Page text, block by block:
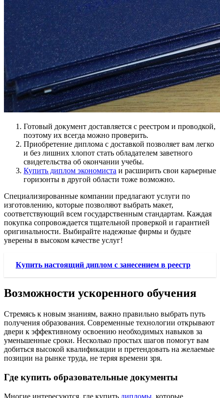
Готовый документ доставляется с реестром и проводкой,
поэтому их всегда можно проверить.
Приобретение диплома с доставкой позволяет вам легко
и без лишних хлопот стать обладателем заветного
свидетельства об окончании учебы.
Купить диплом экономиста и расширить свои карьерные
горизонты в другой области тоже возможно.
Специализированные компании предлагают услуги по
изготовлению, которые позволяют выбрать макет,
соответствующий всем государственным стандартам. Каждая
покупка сопровождается тщательной проверкой и гарантией
оригинальности. Выбирайте надежные фирмы и будьте
уверены в высоком качестве услуг!
Купить настоящий диплом с занесением в реестр
Возможности ускоренного обучения
Стремясь к новым знаниям, важно правильно выбрать путь
получения образования. Современные технологии открывают
двери к эффективному освоению необходимых навыков за
уменьшенные сроки. Несколько простых шагов помогут вам
добиться высокой квалификации и претендовать на желаемые
позиции на рынке труда, не теряя времени зря.
Где купить образовательные документы
Многие интересуются, где купить дипломы, которые